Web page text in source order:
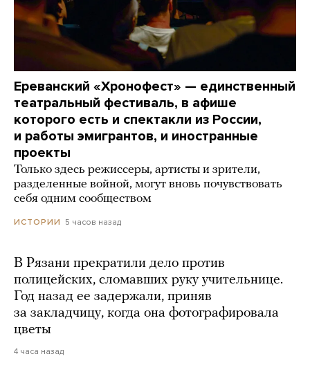
Ереванский «Хронофест» — единственный
театральный фестиваль, в афише
которого есть и спектакли из России,
и работы эмигрантов, и иностранные
проекты
Только здесь режиссеры, артисты и зрители,
разделенные войной, могут вновь почувствовать
себя одним сообществом
ИСТОРИИ 5 часов назад
В Рязани прекратили дело против
полицейских, сломавших руку учительнице.
Год назад ее задержали, приняв
за закладчицу, когда она фотографировала
цветы
4 часа назад